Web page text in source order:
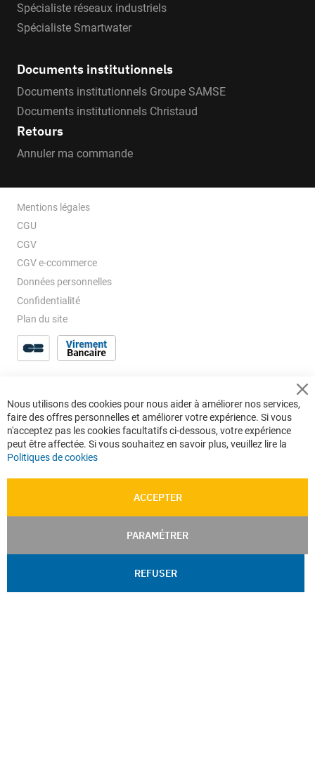
Spécialiste réseaux industriels
Spécialiste Smartwater
Documents institutionnels
Documents institutionnels Groupe SAMSE
Documents institutionnels Christaud
Retours
Annuler ma commande
Mentions légales
CGU
CGV
CGV e-ccommerce
Données personnelles
Confidentialité
Plan du site
Nous utilisons des cookies pour nous aider à améliorer nos services,
faire des offres personnelles et améliorer votre expérience. Si vous
n'acceptez pas les cookies facultatifs ci-dessous, votre expérience
peut être affectée. Si vous souhaitez en savoir plus, veuillez lire la
Politiques de cookies
ACCEPTER
PARAMÉTRER
REFUSER